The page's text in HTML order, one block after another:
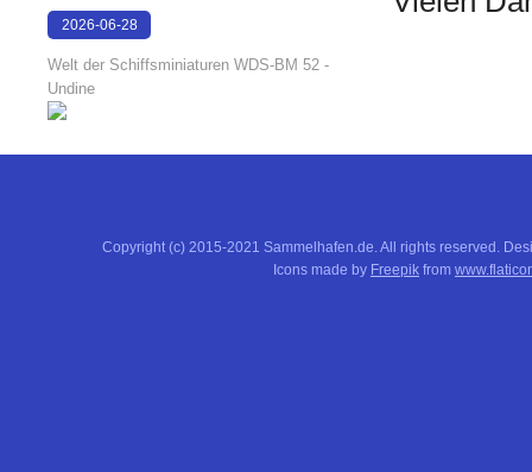
2026-06-28
Welt der Schiffsminiaturen WDS-BM 52 -
Undine
Copyright (c) 2015-2021 Sammelhafen.de. All rights reserved.
Icons made by Freepik from